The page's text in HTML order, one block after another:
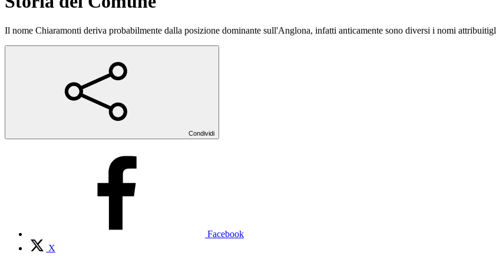
Il nome Chiaramonti deriva probabilmente dalla posizione dominante sull'Anglona, infatti anticamente sono diversi i nomi
Condividi
Facebook
X